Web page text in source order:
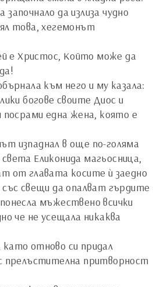
да излиза чудно
това, хегемонът
е Христос, Който може да
към него и му казала:
богове своите Диос и
посрами една жена, която е
изпаднал в още по-голяма
Еликонида магьосница,
от главата косите ѝ заедно
свещи да опалват гърдите
мъжествено всички
че не усещала никаква
отново си придал
прелъстителна притворност